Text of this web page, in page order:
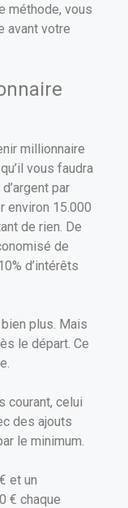
méthode, vous
avant votre
millionnaire
vous faudra
par
environ 15.000
de rien. De
de
d’intérêts
plus. Mais
le départ. Ce
courant, celui
des ajouts
le minimum.
et un
€ chaque